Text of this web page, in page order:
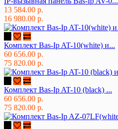
13 584.00 р.
16 980.00 р.
Комплект Bas-Ip AT-10(white) и...
60 656.00 р.
75 820.00 р.
Комплект Bas-Ip AT-10 (black) ...
60 656.00 р.
75 820.00 р.